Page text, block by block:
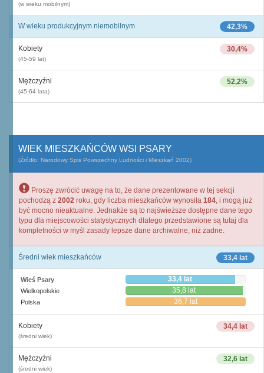
(w wieku mobilnym)
42,3%
W wieku produkcyjnym niemobilnym
30,4%
Kobiety
(45-59 lat)
52,2%
Mężczyźni
(45-64 lata)
WIEK MIESZKAŃCÓW WSI PSARY
(Źródło: Narodowy Spis Powszechny Ludności i Mieszkań 2002)
Proszę zwrócić uwagę na to, że dane prezentowane w tej sekcji
pochodzą z 2002 roku, gdy liczba mieszkańców wynosiła 184, i mogą już
być mocno nieaktualne. Jednakże są to najświeższe dostępne dane tego
typu dla miejscowości statystycznych dlatego przedstawione są tutaj dla
kompletności w myśl zasady lepsze dane archiwalne, niż żadne.
33,4 lat
Średni wiek mieszkańców
Wieś Psary 33,4 lat
Wielkopolskie 35,8 lat
Polska 36,7 lat
34,4 lat
Kobiety
(średni wiek)
32,6 lat
Mężczyźni
(średni wiek)